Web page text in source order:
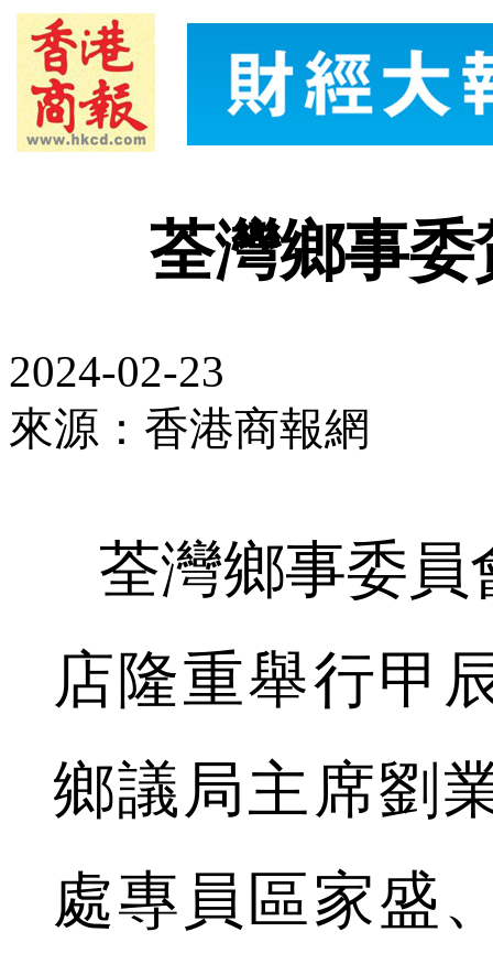
荃灣鄉事
2024-02-23
來源：香港商報網
荃灣鄉事委員
店隆重舉行甲
鄉議局主席劉
處專員區家盛